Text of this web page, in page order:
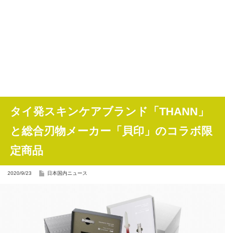
タイ発スキンケアブランド「THANN」
と総合刃物メーカー「貝印」のコラボ限
定商品
2020/9/23 日本国内ニュース